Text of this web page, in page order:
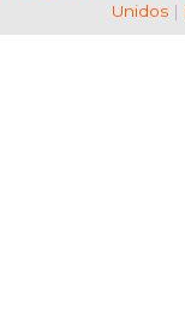
Unidos|